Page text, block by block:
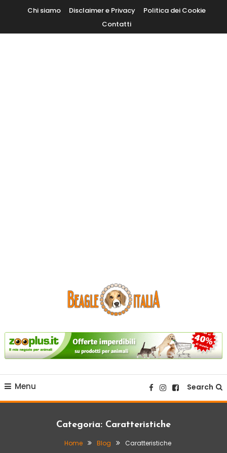
Content
Chi siamo Disclaimer e Privacy
Politica dei Cookie
Contatti
Beagle Italia
Menu Search
Categoria: Caratteristiche
Home Blog Caratteristiche